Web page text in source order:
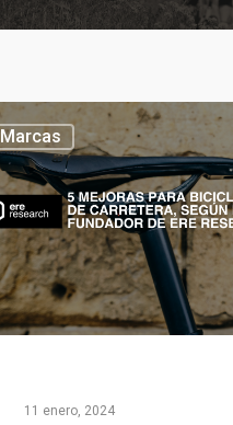
Marcas
11 enero, 2024